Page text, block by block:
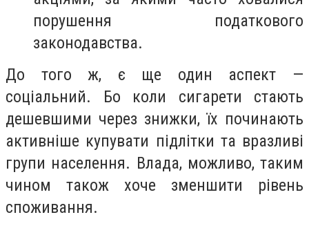
порушення податкового
законодавства.
До того ж, є ще один аспект —
соціальний. Бо коли сигарети стають
дешевшими через знижки, їх починають
активніше купувати підлітки та вразливі
групи населення. Влада, можливо, таким
чином також хоче зменшити рівень
споживання.